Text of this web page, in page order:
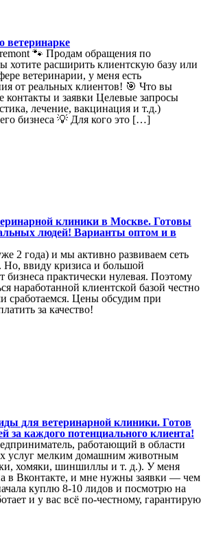
ветеринарке
🐾 Продам обращения по
хотите расширить клиентскую базу или
ветеринарии, у меня есть
от реальных клиентов! 🎯 Что вы
контакты и заявки Целевые запросы
лечение, вакцинация и т.д.)
бизнеса 💡 Для кого это […]
клиники в Москве. Готовы
людей! Варианты оптом и в
2 года) и мы активно развиваем сеть
ввиду кризиса и большой
бизнеса практически нулевая. Поэтому
наработанной клиентской базой честно
сработаемся. Цены обсудим при
за качество!
для ветеринарной клиники. Готов
за каждого потенциального клиента!
работающий в области
услуг мелким домашним животным
хомяки, шиншиллы и т. д.). У меня
в Вконтакте, и мне нужны заявки — чем
куплю 8-10 лидов и посмотрю на
и у вас всё по-честному, гарантирую